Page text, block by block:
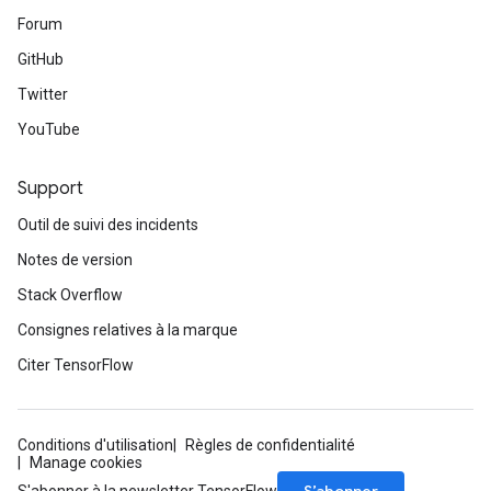
Forum
GitHub
Twitter
YouTube
Support
Outil de suivi des incidents
Notes de version
Stack Overflow
Consignes relatives à la marque
Citer TensorFlow
Conditions d'utilisation
Règles de confidentialité
Manage cookies